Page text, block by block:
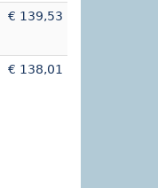
€ 139,53
€ 138,01